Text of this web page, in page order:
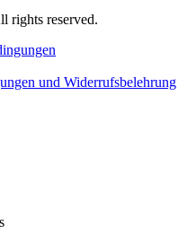
rights reserved.
und Widerrufsbelehrung